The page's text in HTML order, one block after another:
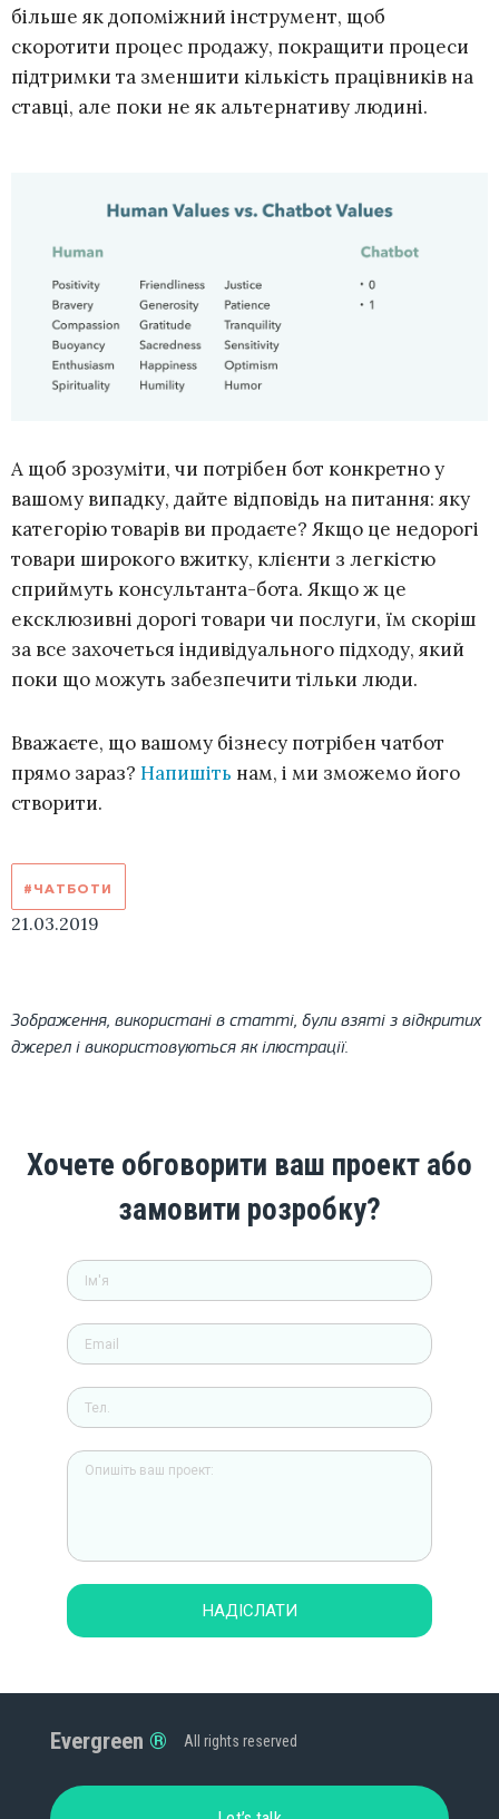
більше як допоміжний інструмент, щоб
скоротити процес продажу, покращити процеси
підтримки та зменшити кількість працівників на
ставці, але поки не як альтернативу людині.
А щоб зрозуміти, чи потрібен бот конкретно у
вашому випадку, дайте відповідь на питання: яку
категорію товарів ви продаєте? Якщо це недорогі
товари широкого вжитку, клієнти з легкістю
сприймуть консультанта-бота. Якщо ж це
ексклюзивні дорогі товари чи послуги, їм скоріш
за все захочеться індивідуального підходу, який
поки що можуть забезпечити тільки люди.
Вважаєте, що вашому бізнесу потрібен чатбот
прямо зараз? Напишіть нам, і ми зможемо його
створити.
#ЧАТБОТИ
21.03.2019
Зображення, використані в статті, були взяті з відкритих
джерел і використовуються як ілюстрації.
Хочете обговорити ваш проект або
замовити розробку?
НАДІСЛАТИ
Evergreen All rights reserved